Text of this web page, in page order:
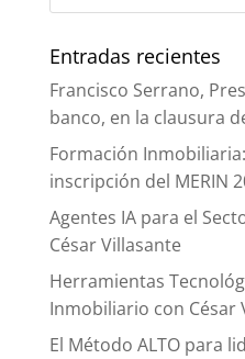
Entradas recientes
Francisco Serrano,
banco, en la clausura
Formación
inscripción del MERIN
Agentes IA para el
César Villasante
Herramientas
Inmobiliario con César
El Método ALTO para